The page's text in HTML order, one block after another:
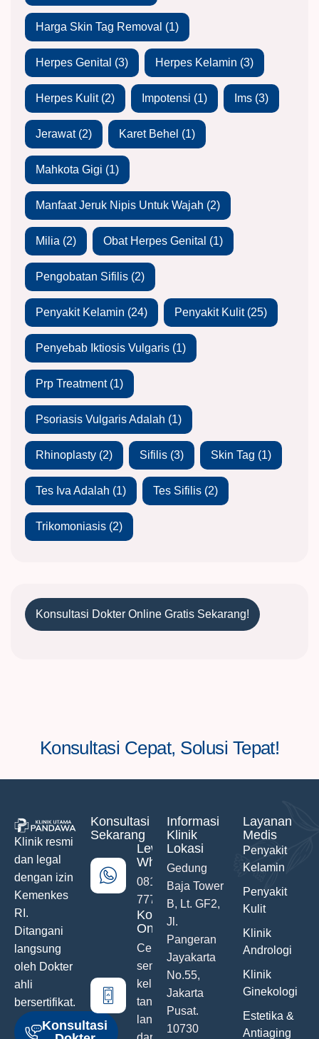
Harga Skin Tag Removal (1)
Herpes Genital (3) Herpes Kelamin (3)
Herpes Kulit(2) Impotensi (1) Ims (3)
Jerawat(2) Karet Behel (1)
Mahkota Gigi (1)
Manfaat Jeruk Nipis Untuk Wajah (2)
Milia (2) Obat Herpes Genital (1)
Pengobatan Sifilis (2)
Penyakit Kelamin (24) Penyakit Kulit(25)
Penyebab Iktiosis Vulgaris (1)
Prp Treatment(1)
Psoriasis Vulgaris Adalah (1)
Rhinoplasty (2) Sifilis (3) Skin Tag (1)
Tes Iva Adalah (1) Tes Sifilis (2)
Trikomoniasis (2)
Konsultasi Dokter Online Gratis Sekarang!
Konsultasi Cepat, Solusi Tepat!
Klinik resmi
dan legal
dengan izin
Kemenkes
RI.
Ditangani
langsung
oleh Dokter
ahli
bersertifikat.
Konsultasi
Konsultasi
Sekarang
Lewat
WhatsApp
0811-742-
777
Konsultasi
Online
Ceritakan
semua
keluhanmu
tanpa malu
langsung
Informasi
Klinik
Lokasi
Gedung
Baja Tower
B, Lt. GF2,
Jl.
Pangeran
Jayakarta
No.55,
Jakarta
Pusat.
10730
Layanan
Medis
Penyakit
Kelamin
Penyakit
Kulit
Klinik
Andrologi
Klinik
Ginekologi
Estetika &
Antiaging